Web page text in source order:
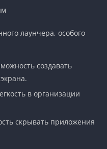
лаунчера, особого
создавать
в организации
скрывать приложения